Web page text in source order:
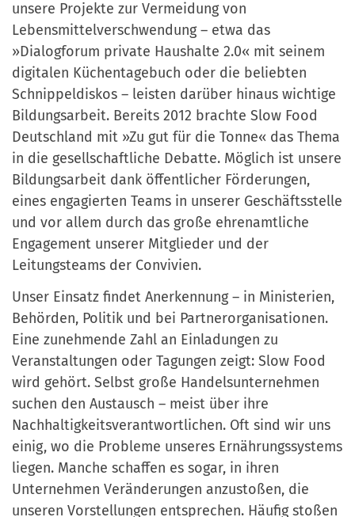
unsere Projekte zur Vermeidung von
Lebensmittelverschwendung – etwa das
»Dialogforum private Haushalte 2.0« mit seinem
digitalen Küchentagebuch oder die beliebten
Schnippeldiskos – leisten darüber hinaus wichtige
Bildungsarbeit. Bereits 2012 brachte Slow Food
Deutschland mit »Zu gut für die Tonne« das Thema
in die gesellschaftliche Debatte. Möglich ist unsere
Bildungsarbeit dank öffentlicher Förderungen,
eines engagierten Teams in unserer Geschäftsstelle
und vor allem durch das große ehrenamtliche
Engagement unserer Mitglieder und der
Leitungsteams der Convivien.
Unser Einsatz findet Anerkennung – in Ministerien,
Behörden, Politik und bei Partnerorganisationen.
Eine zunehmende Zahl an Einladungen zu
Veranstaltungen oder Tagungen zeigt: Slow Food
wird gehört. Selbst große Handelsunternehmen
suchen den Austausch – meist über ihre
Nachhaltigkeitsverantwortlichen. Oft sind wir uns
einig, wo die Probleme unseres Ernährungssystems
liegen. Manche schaffen es sogar, in ihren
Unternehmen Veränderungen anzustoßen, die
unseren Vorstellungen entsprechen. Häufig stoßen